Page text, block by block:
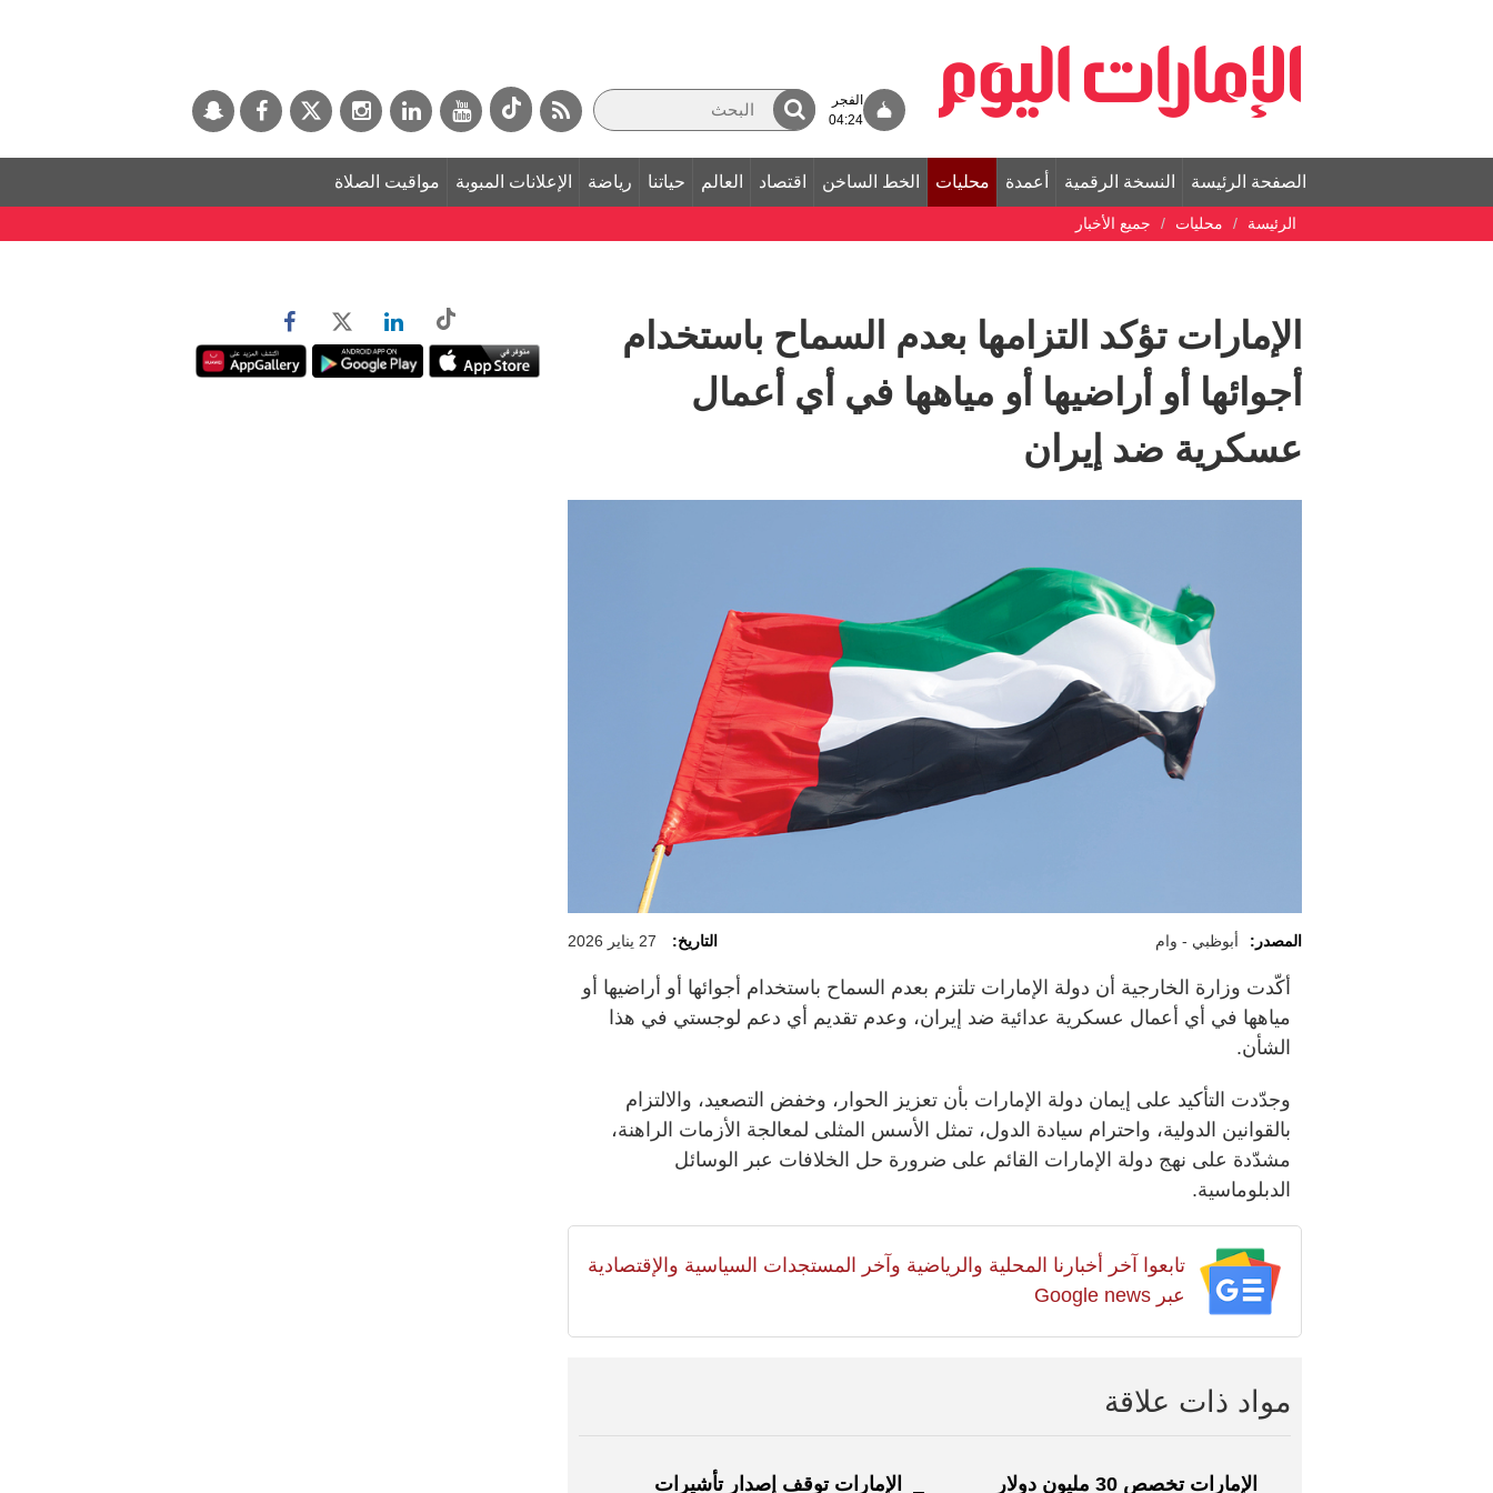
الفجر
04:24
الصفحة الرئيسة النسخة الرقمية أعمدة محليات الخط الساخن اقتصاد العالم حياتنا رياضة الإعلانات المبوبة مواقيت الصلاة
الرئيسة محليات جميع الأخبار
الإمارات تؤكد التزامها بعدم السماح باستخدام
أجوائها أو أراضيها أو مياهها في أي أعمال
عسكرية ضد إيران
المصدر: أبوظبي - وام التاريخ: 27 يناير 2026
أكّدت وزارة الخارجية أن دولة الإمارات تلتزم بعدم السماح باستخدام أجوائها أو أراضيها أو
مياهها في أي أعمال عسكرية عدائية ضد إيران، وعدم تقديم أي دعم لوجستي في هذا
الشأن.
وجدّدت التأكيد على إيمان دولة الإمارات بأن تعزيز الحوار، وخفض التصعيد، والالتزام
بالقوانين الدولية، واحترام سيادة الدول، تمثل الأسس المثلى لمعالجة الأزمات الراهنة،
مشدّدة على نهج دولة الإمارات القائم على ضرورة حل الخلافات عبر الوسائل
الدبلوماسية.
تابعوا آخر أخبارنا المحلية والرياضية وآخر المستجدات السياسية والإقتصادية
عبر Google news
مواد ذات علاقة
الإمارات تخصص 30 مليون دولار
الإمارات توقف إصدار تأشيرات